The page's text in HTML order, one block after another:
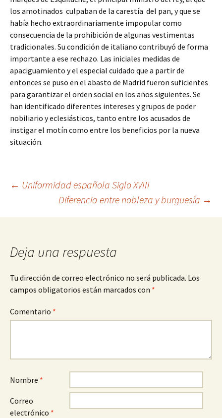
los amotinados culpaban de la carestía del pan, y que se
había hecho extraordinariamente impopular como
consecuencia de la prohibición de algunas vestimentas
tradicionales. Su condición de italiano contribuyó de forma
importante a ese rechazo. Las iniciales medidas de
apaciguamiento y el especial cuidado que a partir de
entonces se puso en el abasto de Madrid fueron suficientes
para garantizar el orden social en los años siguientes. Se
han identificado diferentes intereses y grupos de poder
nobiliario y eclesiásticos, tanto entre los acusados de
instigar el motín como entre los beneficios por la nueva
situación.
Navegación
de
entradas
← Uniformidad española Siglo XVIII
Diferencia entre nobleza y burguesía →
Deja una respuesta
Tu dirección de correo electrónico no será publicada. Los
campos obligatorios están marcados con *
Comentario *
Nombre *
Correo
electrónico *